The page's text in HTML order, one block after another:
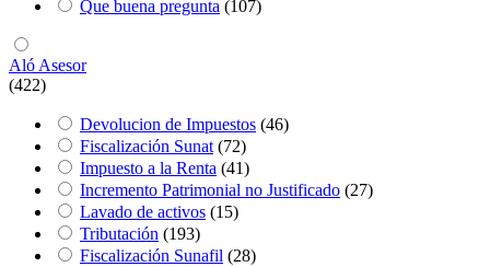
Que buena pregunta (107)
Aló Asesor
(422)
Devolucion de Impuestos (46)
Fiscalización Sunat (72)
Impuesto a la Renta (41)
Incremento Patrimonial no Justificado (27)
Lavado de activos (15)
Tributación (193)
Fiscalización Sunafil (28)